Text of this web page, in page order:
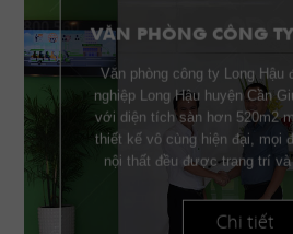
VĂN PHÒNG CÔNG
Văn phòng công ty Long Hậu
nghiệp Long Hậu huyện Cần
với diện tích sàn hơn 520m2
thiết kế vô cùng hiện đại, mọi
nội thất đều được trang trí
công năng lẫn thẫm
Chi tiết